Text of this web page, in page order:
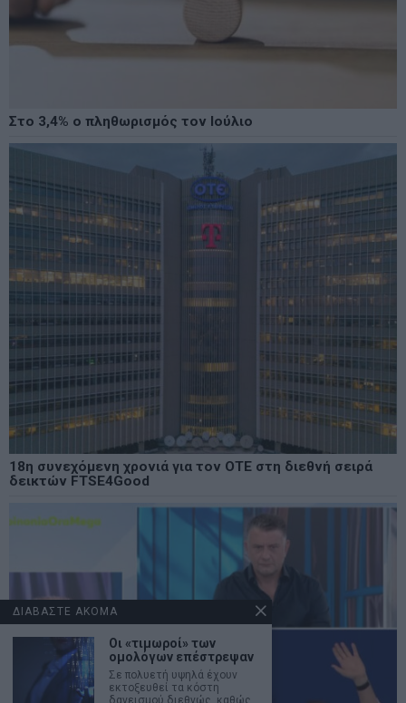
Στο 3,4% ο πληθωρισμός τον Ιούλιο
18η συνεχόμενη χρονιά για τον ΟΤΕ στη διεθνή σειρά
δεικτών FTSE4Good
ΔΙΑΒΑΣΤΕ ΑΚΟΜΑ
Οι «τιμωροί» των
ομολόγων επέστρεψαν
Σε πολυετή υψηλά έχουν
εκτοξευθεί τα κόστη
δανεισμού διεθνώς, καθώς